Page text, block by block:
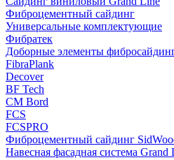
Фиброцементный сайдинг
Универсальные комплектующие
Фибратек
Доборные элементы
FibraPlank
Decover
BF Tech
CM Bord
FCS
FCSPRO
Фиброцементный сайдинг
Навесная фасадная система Grand